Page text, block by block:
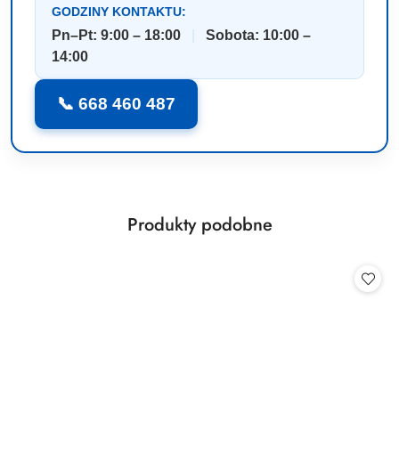
GODZINY KONTAKTU:
Pn–Pt: 9:00 – 18:00
Sobota: 10:00 –
14:00
📞 668 460 487
Pomiń karuzelę produktów
Produkty
Produkty podobne